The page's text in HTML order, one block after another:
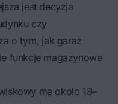
jest decyzja
czy
o tym, jak garaż
funkcje magazynowe
ma około 18–